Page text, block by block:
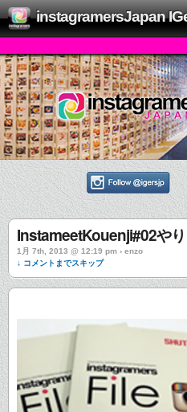
instagramersJapan
InstameetKouenji#02やり
1月 7th, 2013 @ 12:19 pm › enzo
↓ コメントまでスキップ